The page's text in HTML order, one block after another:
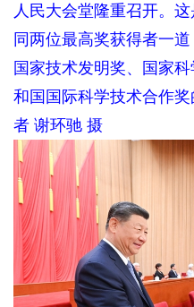
人民大会堂隆重召开。
同两位最高奖获得者一
国家技术发明奖、国家
和国国际科学技术合作
者 谢环驰 摄